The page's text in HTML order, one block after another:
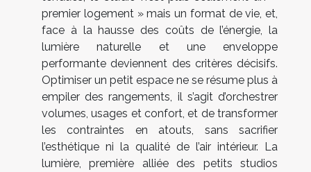
premier logement » mais un format de vie, et,
face à la hausse des coûts de l’énergie, la
lumière naturelle et une enveloppe
performante deviennent des critères décisifs.
Optimiser un petit espace ne se résume plus à
empiler des rangements, il s’agit d’orchestrer
volumes, usages et confort, et de transformer
les contraintes en atouts, sans sacrifier
l’esthétique ni la qualité de l’air intérieur. La
lumière, première alliée des petits studios